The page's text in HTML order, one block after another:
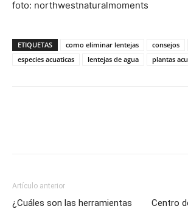
foto: northwestnaturalmoments
ETIQUETAS como eliminar lentejas consejos
especies acuaticas
lentejas de agua plantas
Artículo anterior
¿Cuáles son las herramientas
Centro